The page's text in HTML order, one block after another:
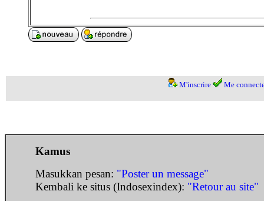
M'inscrire Me
Kamus
Masukkan pesan: "Poster un message"
Kembali ke situs (Indosexindex): "Retour au site"